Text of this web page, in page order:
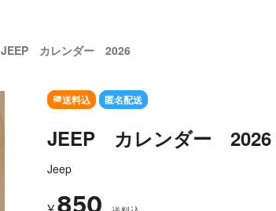
JEEP カレンダー 2026
送料込 匿名配送
JEEP カレンダー 2026
Jeep
850